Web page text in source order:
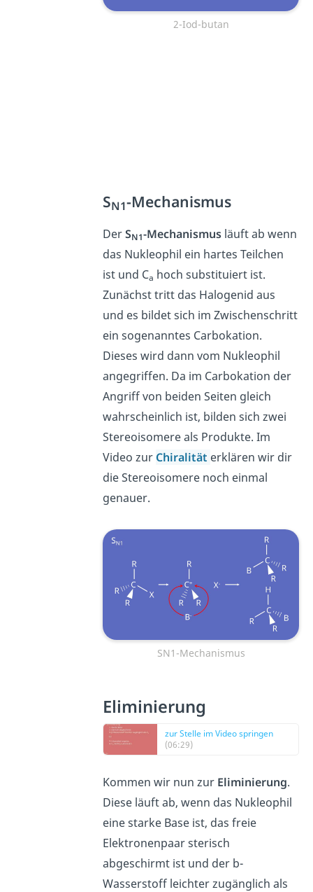
2-Iod-butan
SN1-Mechanismus
DerSN1-Mechanismus läuft ab wenn
das Nukleophil ein hartes Teilchen
ist und Ca hoch substituiert ist.
Zunächst tritt das Halogenid aus
und es bildet sich im Zwischenschritt
ein sogenanntes Carbokation.
Dieses wird dann vom Nukleophil
angegriffen. Da im Carbokation der
Angriff von beiden Seiten gleich
wahrscheinlich ist, bilden sich zwei
Stereoisomere als Produkte. Im
Video zur Chiralität erklären wir dir
die Stereoisomere noch einmal
genauer.
SN1-Mechanismus
Eliminierung
zur Stelle im Video springen
(06:29)
Kommen wir nun zur Eliminierung.
Diese läuft ab, wenn das Nukleophil
eine starke Base ist, das freie
Elektronenpaar sterisch
abgeschirmt ist und der b-
Wasserstoff leichter zugänglich als